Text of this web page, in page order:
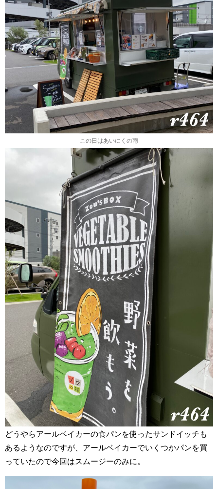
この日はあいにくの雨
どうやらアールベイカーの食パンを使ったサンドイッチも
あるようなのですが、アールベイカーでいくつかパンを買
っていたので今回はスムージーのみに。